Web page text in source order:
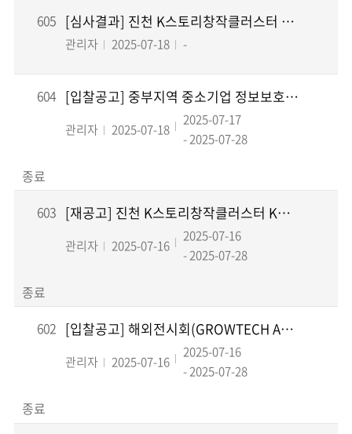
605
[심사결과] 진천 K스토리창작클러스터 온오프라인 홍보 및 마케팅 운영 용역
관리자 2025-07-18 -
604 [입찰공고] 중부지역 중소기업 정보보호 서비스 및 전문교육 지원 용역 입찰공고
관리자 2025-07-18
2025-07-17
- 2025-07-28
종료
603
[재공고] 진천 K스토리창작클러스터 K스토리 사업화 비즈매칭 운영 위탁 용역
관리자 2025-07-16
2025-07-16
- 2025-07-28
종료
602
[입찰공고] 해외전시회(GROWTECH ANTALYA 2025) 옥천 묘목관 설치 및 운영...
관리자 2025-07-16
2025-07-16
- 2025-07-28
종료